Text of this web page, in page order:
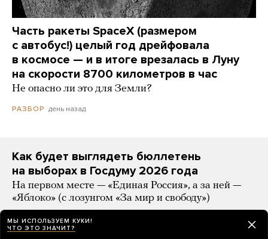
Часть ракеты SpaceX (размером
с автобус!) целый год дрейфовала
в космосе — и в итоге врезалась в Луну
на скорости 8700 километров в час
Не опасно ли это для Земли?
РАЗБОР день назад
Как будет выглядеть бюллетень
на выборах в Госдуму 2026 года
На первом месте — «Единая Россия», а за ней —
«Яблоко» (с лозунгом «За мир и свободу»)
НОВОСТИ день назад
МЫ ИСПОЛЬЗУЕМ КУКИ!
ЧТО ЭТО ЗНАЧИТ?